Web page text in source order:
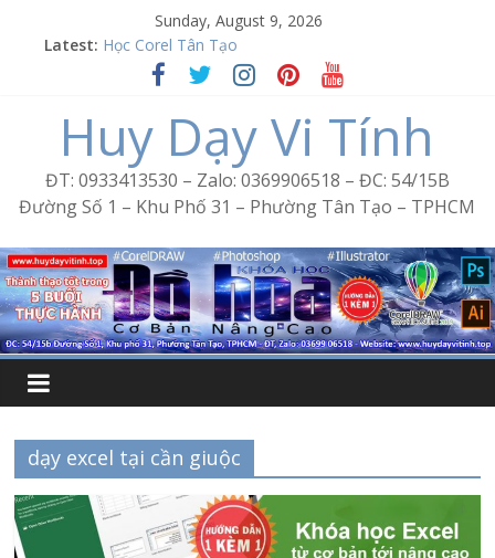
Sunday, August 9, 2026
Latest: Học Corel Tân Tạo
Cách tạo USB Boot bằng Ventoy
Khóa học Photoshop tại Tân Tạo
Excel Bình Trị Đông – Vi tính văn phòng cấp tốc
Word Bình Trị Đông – Tin học văn phòng cấp tốc
Huy Dạy Vi Tính
ĐT: 0933413530 – Zalo: 0369906518 – ĐC: 54/15B
Đường Số 1 – Khu Phố 31 – Phường Tân Tạo – TPHCM
dạy excel tại cần giuộc